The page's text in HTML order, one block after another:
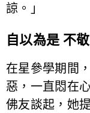
諒。」
自以為是 不
在星參學期間
惡，一直悶在
佛友談起，她